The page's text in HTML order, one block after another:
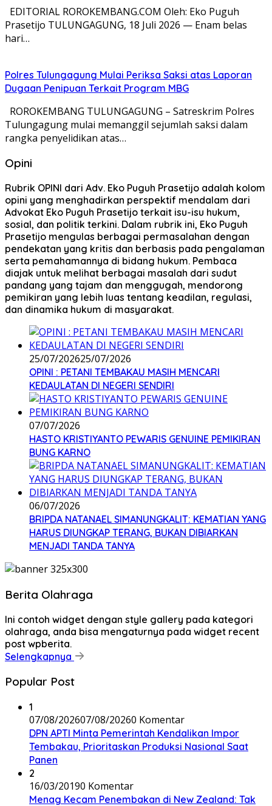
EDITORIAL ROROKEMBANG.COM Oleh: Eko Puguh
Prasetijo TULUNGAGUNG, 18 Juli 2026 — Enam belas
hari…
Polres Tulungagung Mulai Periksa Saksi atas Laporan
Dugaan Penipuan Terkait Program MBG
ROROKEMBANG TULUNGAGUNG – Satreskrim Polres
Tulungagung mulai memanggil sejumlah saksi dalam
rangka penyelidikan atas…
Opini
Rubrik OPINI dari Adv. Eko Puguh Prasetijo adalah kolom
opini yang menghadirkan perspektif mendalam dari
Advokat Eko Puguh Prasetijo terkait isu-isu hukum,
sosial, dan politik terkini. Dalam rubrik ini, Eko Puguh
Prasetijo mengulas berbagai permasalahan dengan
pendekatan yang kritis dan berbasis pada pengalaman
serta pemahamannya di bidang hukum. Pembaca
diajak untuk melihat berbagai masalah dari sudut
pandang yang tajam dan menggugah, mendorong
pemikiran yang lebih luas tentang keadilan, regulasi,
dan dinamika hukum di masyarakat.
25/07/202625/07/2026
OPINI : PETANI TEMBAKAU MASIH MENCARI
KEDAULATAN DI NEGERI SENDIRI
07/07/2026
HASTO KRISTIYANTO PEWARIS GENUINE PEMIKIRAN
BUNG KARNO
06/07/2026
BRIPDA NATANAEL SIMANUNGKALIT: KEMATIAN YANG
HARUS DIUNGKAP TERANG, BUKAN DIBIARKAN
MENJADI TANDA TANYA
Berita Olahraga
Ini contoh widget dengan style gallery pada kategori
olahraga, anda bisa mengaturnya pada widget recent
post wpberita.
Selengkapnya
Popular Post
1
07/08/202607/08/20260 Komentar
DPN APTI Minta Pemerintah Kendalikan Impor
Tembakau, Prioritaskan Produksi Nasional Saat
Panen
2
16/03/20190 Komentar
Menag Kecam Penembakan di New Zealand: Tak